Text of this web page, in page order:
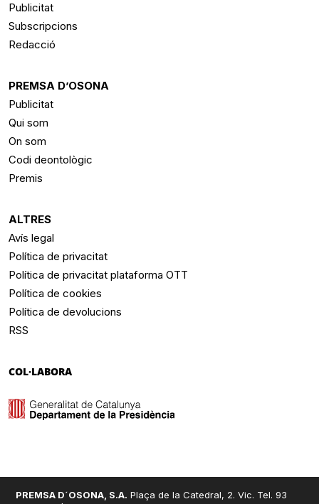
Publicitat
Subscripcions
Redacció
PREMSA D’OSONA
Publicitat
Qui som
On som
Codi deontològic
Premis
ALTRES
Avís legal
Política de privacitat
Política de privacitat plataforma OTT
Política de cookies
Política de devolucions
RSS
COL·LABORA
PREMSA D´OSONA, S.A. Plaça de la Catedral, 2. Vic. Tel. 93